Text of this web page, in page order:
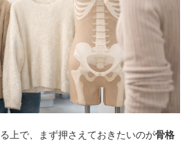
上で、まず押さえておきたいのが骨格